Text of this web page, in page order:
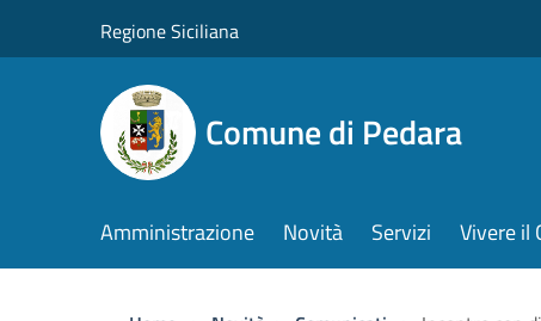
Regione Siciliana
Comune di Pedara
Amministrazione Novità Servizi Vivere il